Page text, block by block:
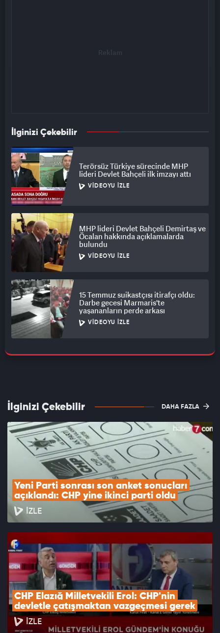
İlginizi Çekebilir
Terörsüz Türkiye sürecinde MHP
lideri Devlet Bahçeli ilk imzayı attı
VIDEOYU İZLE
MHP lideri Devlet Bahçeli Demirtaş ve
Öcalan hakkında açıklamalarda
bulundu
VIDEOYU İZLE
15 Temmuz suikastçısı itirafçı oldu:
Darbe gecesi Marmaris'te
yaşananların perde arkası
VIDEOYU İZLE
İlginizi Çekebilir DAHA FAZLA
Yeni Parti sonrası son anket sonuçları
açıklandı: CHP yine ikinci parti oldu
İZLE
CHP Elazığ Milletvekili Erol: CHP'nin
devletle çatışmaktan vazgeçmesi gerek
İZLE